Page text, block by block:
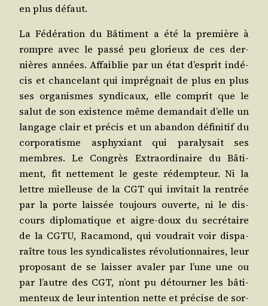
en plus défaut.
La Fédé­ra­tion du Bâti­ment a été la pre­mière à
rompre avec le pas­sé peu glo­rieux de ces der­
nières années. Affai­blie par un état d’esprit indé­
cis et chan­ce­lant qui impré­gnait de plus en plus
ses orga­nismes syn­di­caux, elle com­prit que le
salut de son exis­tence même deman­dait d’elle un
lan­gage clair et pré­cis et un aban­don défi­ni­tif du
cor­po­ra­tisme asphyxiant qui para­ly­sait ses
membres. Le Congrès Extra­or­di­naire du Bâti­
ment, fit net­te­ment le geste rédemp­teur. Ni la
lettre miel­leuse de la CGT qui invi­tait la ren­trée
par la porte lais­sée tou­jours ouverte, ni le dis­
cours diplo­ma­tique et aigre-doux du secré­taire
de la CGTU, Raca­mond, qui vou­drait voir dis­pa­
raître tous les syn­di­ca­listes révo­lu­tion­naires, leur
pro­po­sant de se lais­ser ava­ler par l’une une ou
par l’autre des CGT, n’ont pu détour­ner les bâti­
men­teux de leur inten­tion nette et pré­cise de sor­